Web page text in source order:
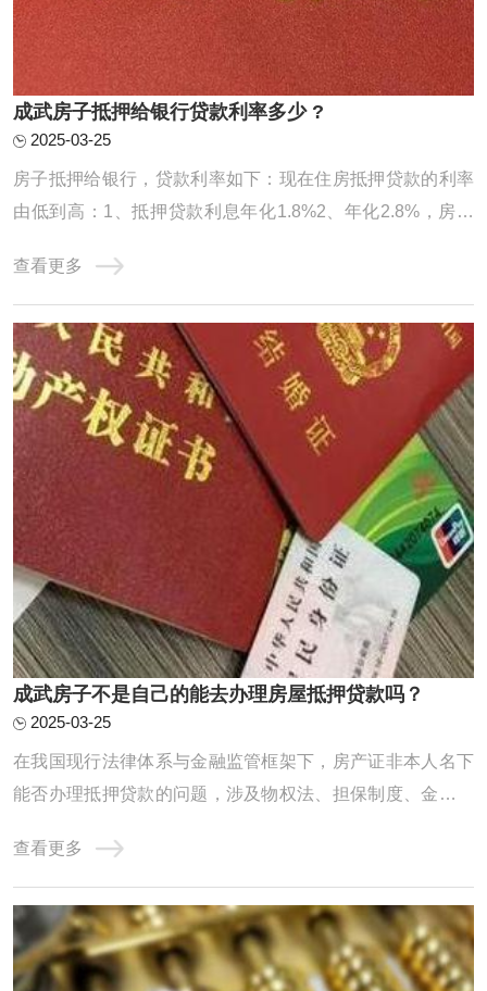
成武房子抵押给银行贷款利率多少 ?
2025-03-25
房子抵押给银行，贷款利率如下：现在住房抵押贷款的利率
由低到高：1、抵押贷款利息年化1.8%2、年化2.8%，房本
2.95%，100万月还款24584、不上个人征信，不看负债，年
化3%，最长10年，持股3个月可以通过抵押转贷。前提是利
息合适。你的条件符合银行要求。银行抵押贷款房 ...
查看更多
成武房子不是自己的能去办理房屋抵押贷款吗？
2025-03-25
在我国现行法律体系与金融监管框架下，房产证非本人名下
能否办理抵押贷款的问题，涉及物权法、担保制度、金融合
作实务、风险识别四个层面展开深度解析，力求为读者呈现
一幅兼具专业性与实用性的全景图。一、制度基础：物权归
属与抵押权的法律边界《民法典》第394条明 ...
查看更多